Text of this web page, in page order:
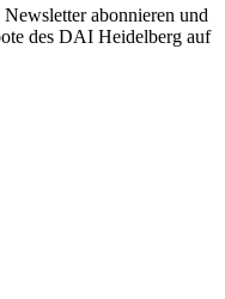
abonnieren und
des DAI Heidelberg auf